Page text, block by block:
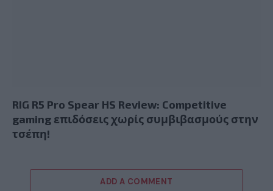
RIG R5 Pro Spear HS Review: Competitive
gaming επιδόσεις χωρίς συμβιβασμούς στην
τσέπη!
ADD A COMMENT